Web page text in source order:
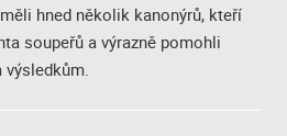
hned několik kanonýrů, kteří
soupeřů a výrazně pomohli
výsledkům.